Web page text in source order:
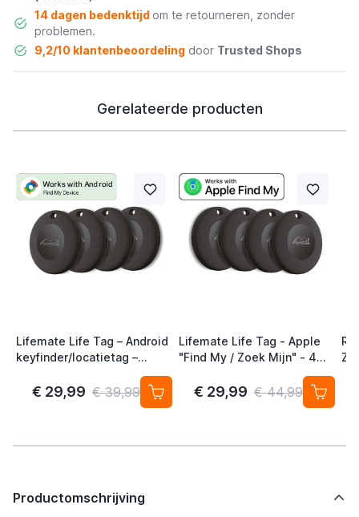
14 dagen bedenktijd om te retourneren, zonder
problemen.
9,2/10 klantenbeoordelingdoor Trusted Shops
Gerelateerde producten
Lifemate Life Tag – Android
keyfinder/locatietag –
Android/Google Find My
Device – 4-pack
€ 29,99 € 39,99
Lifemate Life Tag - Apple
"Find My / Zoek Mijn" - 4
Pack - AirTag Alternatief
€ 29,99 € 44,99
Productomschrijving